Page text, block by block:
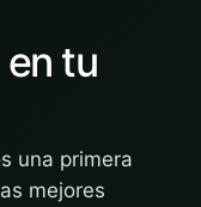
tu
una primera
mejores